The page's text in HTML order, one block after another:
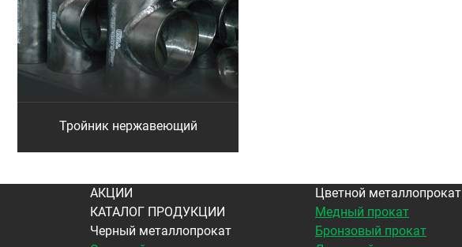
Тройник нержавеющий
АКЦИИ
КАТАЛОГ ПРОДУКЦИИ
Черный металлопрокат
Цветной металлопрокат
Медный прокат
Бронзовый прокат